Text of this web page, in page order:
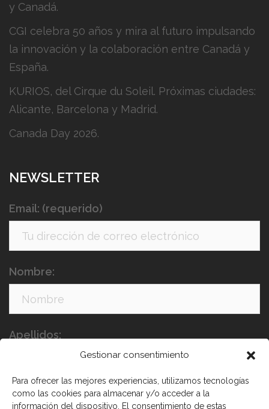
Gestionar consentimiento
Para ofrecer las mejores experiencias, utilizamos tecnologías
como las cookies para almacenar y/o acceder a la
información del dispositivo. El consentimiento de estas
y Canadá.
CGI celebra 50 años y mira al futuro impulsando
la innovación y la colaboración entre Canadá y
España.
KURIOS, del Cirque du Soleil. Próximas ciudades:
Alicante, Barcelona y Madrid.
Canada Day 2026.
NEWSLETTER
Email: (requerido)
Nombre:
Apellidos: